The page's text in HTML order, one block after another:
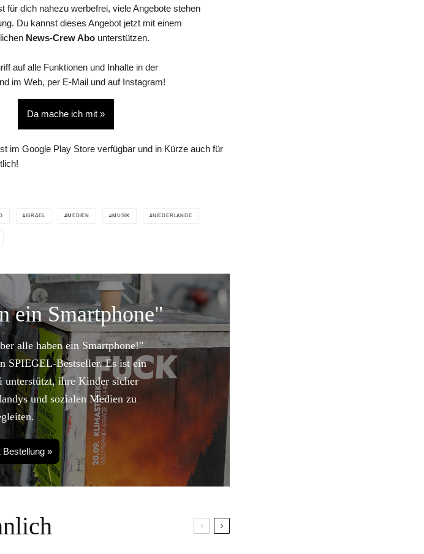
für dich nahezu werbefrei, viele Angebote stehen
Du kannst dieses Angebot jetzt mit einem
News-Crew Abo unterstützen.
auf alle Funktionen und Inhalte in der
im Web, per E-Mail und auf Instagram!
Da mache ich mit »
im Google Play Store verfügbar und in Kürze auch für
ISRAEL MEDIEN MUSIK NIEDERLANDE
ein Smartphone"
alle haben ein Smartphone!"
SPIEGEL-Bestseller. Es ist ein
unterstützt, ihre Kinder sicher
und sozialen Medien zu
Bestellung »